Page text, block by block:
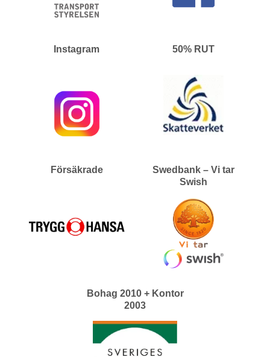
Instagram 50% RUT
Försäkrade
Swedbank – Vi tar
Swish
Bohag 2010 + Kontor
2003